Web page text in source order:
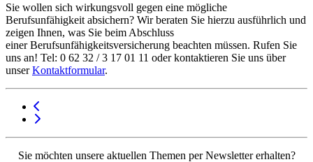
Sie wollen sich wirkungsvoll gegen eine mögliche
Berufsunfähigkeit absichern? Wir beraten Sie hierzu ausführlich und
zeigen Ihnen, was Sie beim Abschluss
einer Berufsunfähigkeitsversicherung beachten müssen. Rufen Sie
uns an! Tel: 0 62 32 / 3 17 01 11 oder kontaktieren Sie uns über
unserKontaktformular.
Sie möchten unsere aktuellen Themen per Newsletter erhalten?